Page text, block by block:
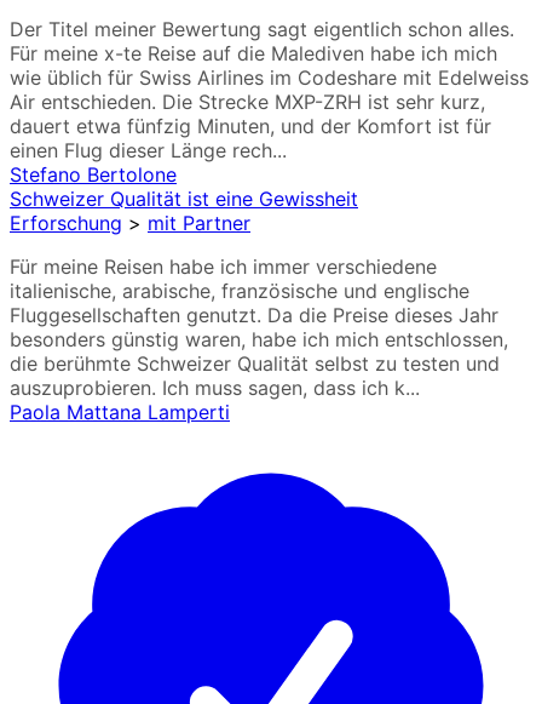
Der Titel meiner Bewertung sagt eigentlich schon alles.
Für meine x-te Reise auf die Malediven habe ich mich
wie üblich für Swiss Airlines im Codeshare mit Edelweiss
Air entschieden. Die Strecke MXP-ZRH ist sehr kurz,
dauert etwa fünfzig Minuten, und der Komfort ist für
einen Flug dieser Länge rech...
Stefano Bertolone
Schweizer Qualität ist eine Gewissheit
Erforschung > mit Partner
Für meine Reisen habe ich immer verschiedene
italienische, arabische, französische und englische
Fluggesellschaften genutzt. Da die Preise dieses Jahr
besonders günstig waren, habe ich mich entschlossen,
die berühmte Schweizer Qualität selbst zu testen und
auszuprobieren. Ich muss sagen, dass ich k...
Paola Mattana Lamperti